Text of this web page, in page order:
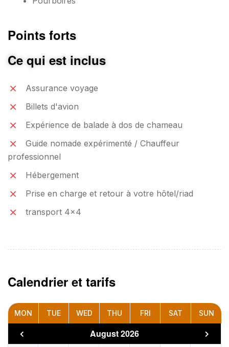
Points forts
Ce qui est inclus
Assurance voyage
Billets d'avion
Expérience de balade à dos de chameau
Guide nomade expérimenté / Chauffeur
professionnel
Hébergement
Prise en charge et retour à votre hôtel/riad
transport 4x4
Calendrier et tarifs
MON TUE WED THU FRI SAT SUN
August 2026